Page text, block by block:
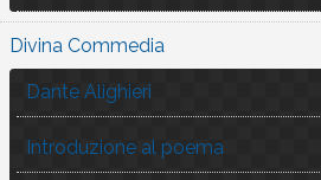
Divina Commedia
Dante Alighieri
Introduzione al poema